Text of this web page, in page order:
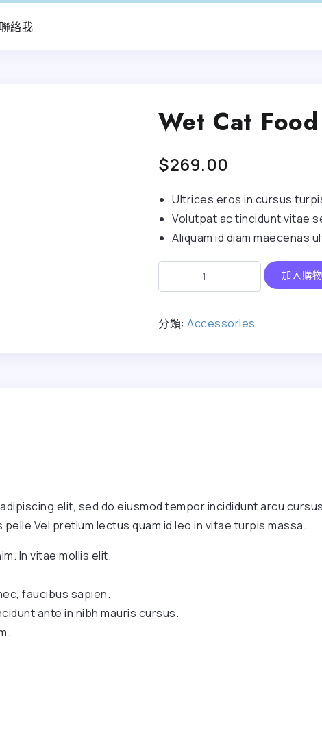
聯絡我
Wet Cat Food
$269.00
Ultrices eros in cursus
Volutpat ac tincidunt vitae
Aliquam id diam maecenas
加入購
分類:Accessories
elit, sed do eiusmod tempor incididunt arcu
Vel pretium lectus quam id leo in vitae turpis massa.
In vitae mollis elit.
faucibus sapien.
ante in nibh mauris cursus.